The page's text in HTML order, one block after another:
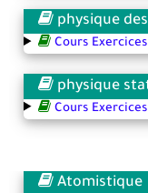
physique
Cours
physique
Cours
Atomistique